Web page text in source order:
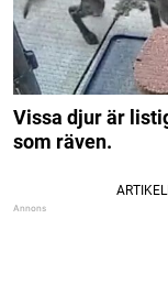
Vissa djur är
som räven.